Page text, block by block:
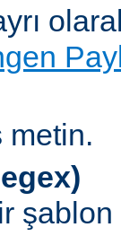
metin.
şablon